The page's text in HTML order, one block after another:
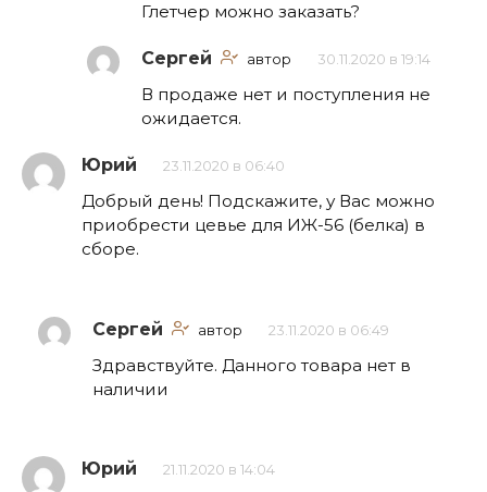
Глетчер можно заказать?
Сергей автор 30.11.2020 в 19:14
В продаже нет и поступления не
ожидается.
Юрий 23.11.2020 в 06:40
Добрый день! Подскажите, у Вас можно
приобрести цевье для ИЖ-56 (белка) в
сборе.
Сергей автор 23.11.2020 в 06:49
Здравствуйте. Данного товара нет в
наличии
Юрий 21.11.2020 в 14:04